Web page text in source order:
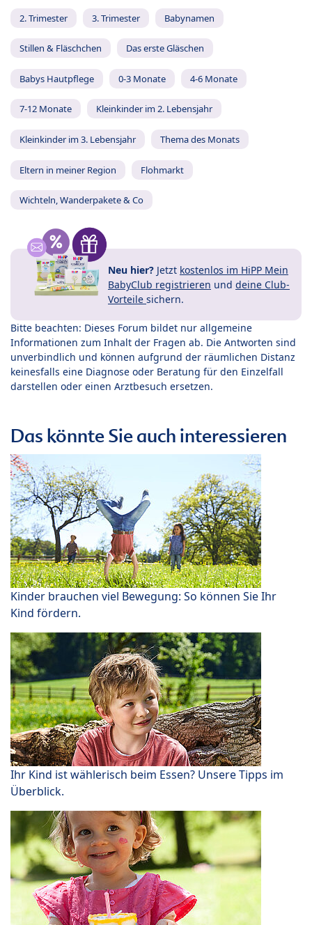
2. Trimester 3. Trimester Babynamen
Stillen & Fläschchen Das erste Gläschen
Babys Hautpflege 0-3 Monate 4-6 Monate
7-12 Monate Kleinkinder im 2. Lebensjahr
Kleinkinder im 3. Lebensjahr Thema des Monats
Eltern in meiner Region Flohmarkt
Wichteln, Wanderpakete & Co
Neu hier? Jetzt kostenlos im HiPP Mein
BabyClub registrieren und deine Club-
Vorteile sichern.
Bitte beachten: Dieses Forum bildet nur allgemeine
Informationen zum Inhalt der Fragen ab. Die Antworten sind
unverbindlich und können aufgrund der räumlichen Distanz
keinesfalls eine Diagnose oder Beratung für den Einzelfall
darstellen oder einen Arztbesuch ersetzen.
Das könnte Sie auch interessieren
Kinder brauchen viel Bewegung: So können Sie Ihr
Kind fördern.
Ihr Kind ist wählerisch beim Essen? Unsere Tipps im
Überblick.